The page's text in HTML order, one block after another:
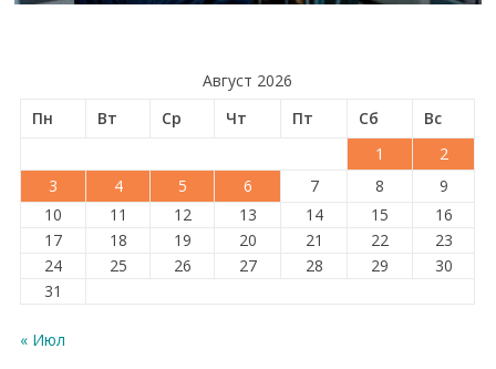
Август 2026
Пн
Вт Ср Чт Пт Сб
Вс
1
2
3
4 5 6 7 8
9
10
11 12 13 14 15
16
17
18 19 20 21 22
23
24
25 26 27 28 29
30
31
« Июл